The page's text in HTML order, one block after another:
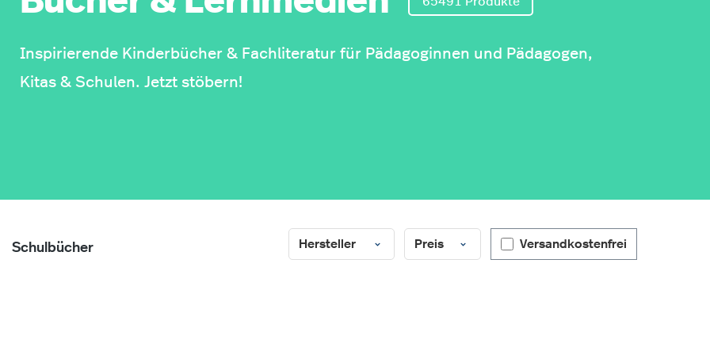
Inspirierende Kinderbücher & Fachliteratur für Pädagoginnen und Pädagogen,
Kitas & Schulen. Jetzt stöbern!
Schulbücher Hersteller Preis Filter hinzufügen:
Versandkostenfrei